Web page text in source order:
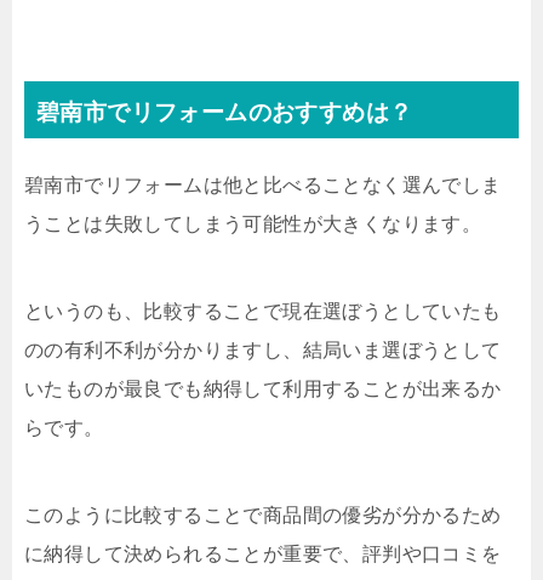
碧南市でリフォームのおすすめは？
碧南市でリフォームは他と比べることなく選んでしま
うことは失敗してしまう可能性が大きくなります。
というのも、比較することで現在選ぼうとしていたも
のの有利不利が分かりますし、結局いま選ぼうとして
いたものが最良でも納得して利用することが出来るか
らです。
このように比較することで商品間の優劣が分かるため
に納得して決められることが重要で、評判や口コミを